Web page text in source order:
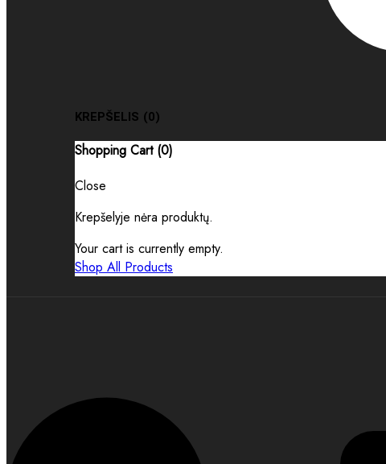
KREPŠELIS (0)
Shopping Cart (0)
Close
Krepšelyje nėra produktų.
Your cart is currently empty.
Shop All Products